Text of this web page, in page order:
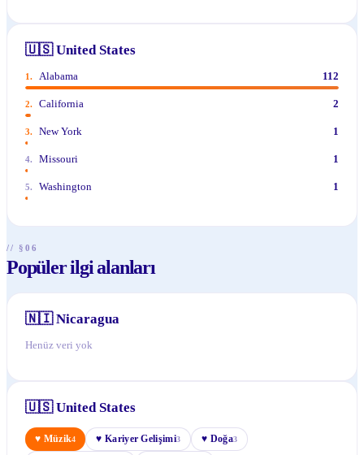
🇺🇸 United States
1. Alabama 112
2. California 2
3. New York 1
4. Missouri 1
5. Washington 1
// §06
Popüler ilgi alanları
🇳🇮 Nicaragua
Henüz veri yok
🇺🇸 United States
♥ Müzik4 ♥Kariyer Gelişimi3 ♥ Doğa3